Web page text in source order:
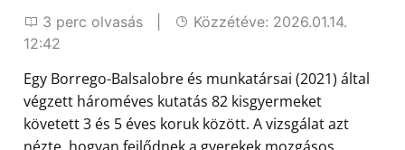
3 perc olvasás |
Közzétéve: 2026.01.14.
12:42
Egy Borrego-Balsalobre és munkatársai (2021) által
végzett hároméves kutatás 82 kisgyermeket
követett 3 és 5 éves koruk között. A vizsgálat azt